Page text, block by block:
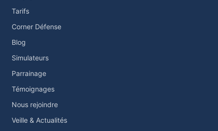
Tarifs
Corner Défense
Blog
Simulateurs
Parrainage
Témoignages
Nous rejoindre
Veille & Actualités